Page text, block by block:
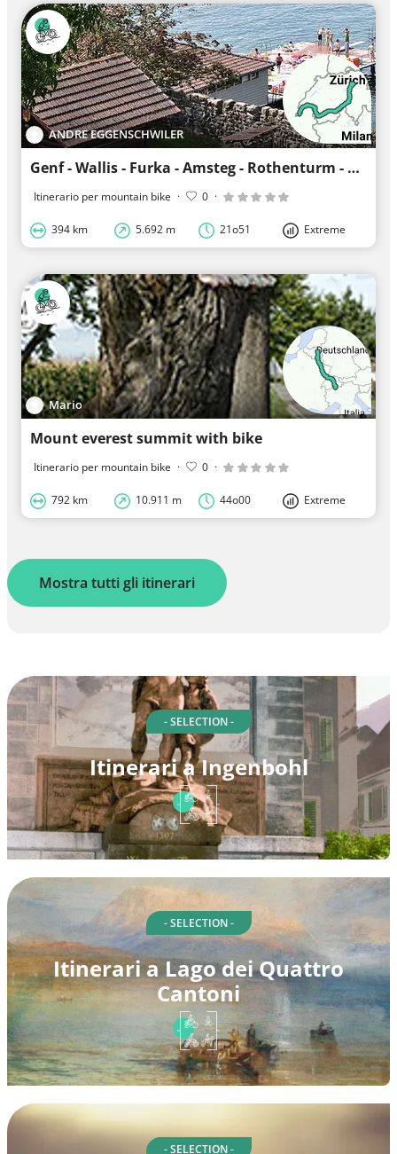
ANDRE EGGENSCHWILER
Genf - Wallis - Furka - Amsteg - Rothenturm - Stäfa
Itinerario per mountain bike · 0 ·
394 km 5.692 m 21o51 Extreme
Mario
Mount everest summit with bike
Itinerario per mountain bike · 0 ·
792 km 10.911 m 44o00 Extreme
Mostra tutti gli itinerari
- SELECTION -
Itinerari a Ingenbohl
- SELECTION -
Itinerari a Lago dei Quattro
Cantoni
- SELECTION -